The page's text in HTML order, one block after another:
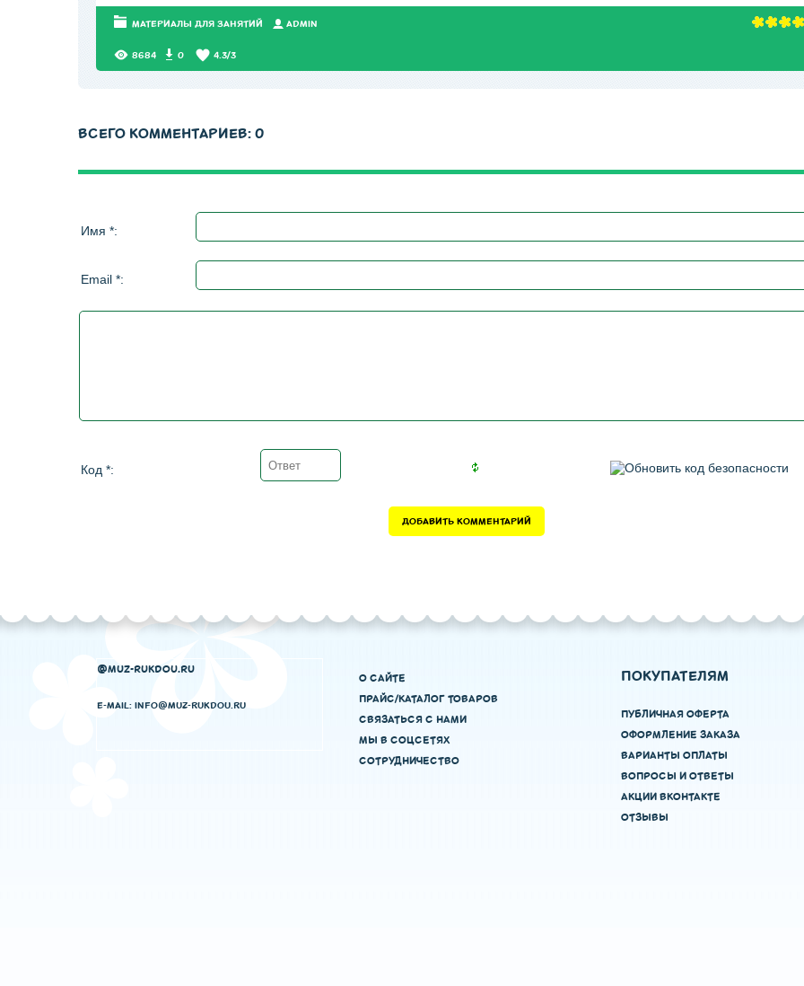
МАТЕРИАЛЫ ДЛЯ ЗАНЯТИЙ АDMIN
8684 0 4.3/3
ВСЕГО КОММЕНТАРИЕВ: 0
Имя *:
Email *:
Код *:
@MUZ-RUKDOU.RU
E-MAIL: INFO@MUZ-RUKDOU.RU
О САЙТЕ
ПРАЙС/КАТАЛОГ ТОВАРОВ
СВЯЗАТЬСЯ С НАМИ
МЫ В СОЦСЕТЯХ
СОТРУДНИЧЕСТВО
ПОКУПАТЕЛЯМ
ПУБЛИЧНАЯ ОФЕРТА
ОФОРМЛЕНИЕ ЗАКАЗА
ВАРИАНТЫ ОПЛАТЫ
ВОПРОСЫ И ОТВЕТЫ
АКЦИИ ВКОНТАКТЕ
ОТЗЫВЫ